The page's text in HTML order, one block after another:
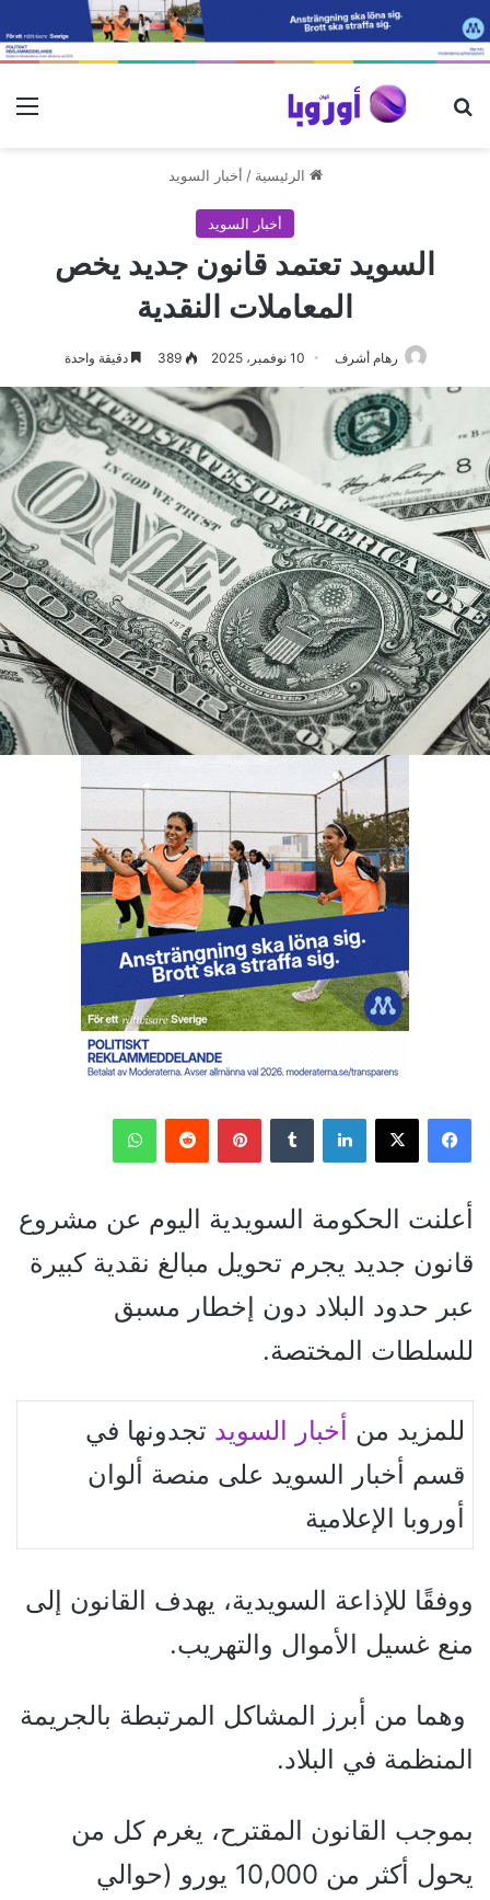
بحث عن
الرئيسية / أخبار السويد
أخبار السويد
السويد تعتمد قانون جديد يخص
المعاملات النقدية
رهام أشرف 10 نوفمبر، 2025 389 دقيقة واحدة
فيسبوك لينكدإن بينتيريست
أعلنت الحكومة السويدية اليوم عن مشروع
قانون جديد يجرم تحويل مبالغ نقدية كبيرة
عبر حدود البلاد دون إخطار مسبق
للسلطات المختصة.
للمزيد من أخبار السويد تجدونها في
قسم أخبار السويد على منصة ألوان
أوروبا الإعلامية
ووفقًا للإذاعة السويدية، يهدف القانون إلى
منع غسيل الأموال والتهريب.
وهما من أبرز المشاكل المرتبطة بالجريمة
المنظمة في البلاد.
بموجب القانون المقترح، يغرم كل من
يحول أكثر من 10,000 يورو (حوالي